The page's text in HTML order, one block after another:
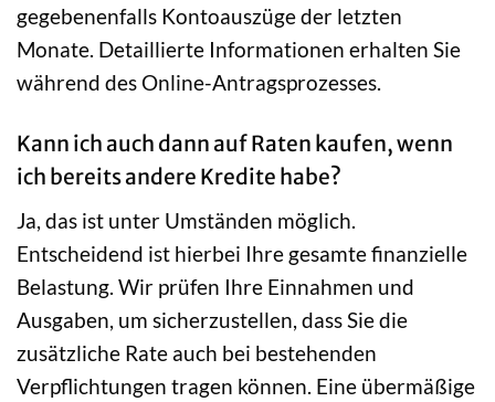
gegebenenfalls Kontoauszüge der letzten
Monate. Detaillierte Informationen erhalten Sie
während des Online-Antragsprozesses.
Kann ich auch dann auf Raten kaufen, wenn
ich bereits andere Kredite habe?
Ja, das ist unter Umständen möglich.
Entscheidend ist hierbei Ihre gesamte finanzielle
Belastung. Wir prüfen Ihre Einnahmen und
Ausgaben, um sicherzustellen, dass Sie die
zusätzliche Rate auch bei bestehenden
Verpflichtungen tragen können. Eine übermäßige